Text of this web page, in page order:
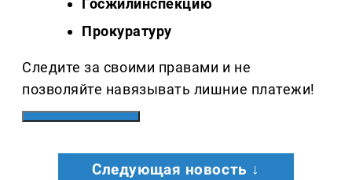
Госжилинспекцию
Прокуратуру
Следите за своими правами и не
позволяйте навязывать лишние платежи!
Следующая новость ↓